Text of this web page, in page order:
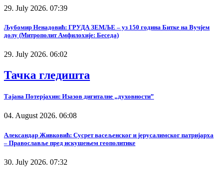
29. July 2026. 07:39
Љубомир Ненадовић: ГРУДА ЗЕМЉЕ – уз 150 година Битке на Вучјем
долу (Митрополит Амфилохије: Беседа)
29. July 2026. 06:02
Тачка гледишта
Тајана Потерјахин: Изазов дигиталне „духовности”
04. August 2026. 06:08
Александар Живковић: Сусрет васељенског и јерусалимског патријарха
– Православље пред искушењем геополитике
30. July 2026. 07:32